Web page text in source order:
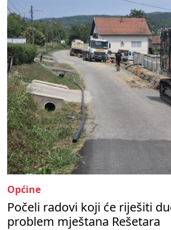
Općine
Počeli radovi koji će riješiti
problem mještana Rešetara